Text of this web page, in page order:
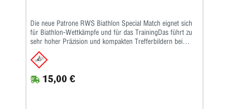
Die neue Patrone RWS Biathlon Special Match eignet sich
für Biathlon-Wettkämpfe und für das TrainingDas führt zu
sehr hoher Präzision und kompakten Trefferbildern bei
Temperaturen bis -20 °C. Um diesen Qualitätsstandard zu
erreichen, wurde die Patrone Biathlon Special Match mit
einem speziellen Kühlsystem entwickelt und getestet.
Dadurch wurden Bedingungen geschaffen, die denen der
Wettkämpfe ähneln. Die Patrone hat ein 2,6 g (40 gr)
15,00 €